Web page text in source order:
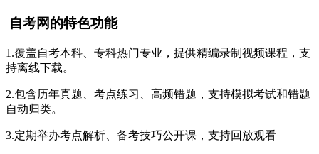
自考网的特色功能
1.覆盖自考本科、专科热门专业，提供精编录制视频课程，支
持离线下载。
2.包含历年真题、考点练习、高频错题，支持模拟考试和错题
自动归类。
3.定期举办考点解析、备考技巧公开课，支持回放观看